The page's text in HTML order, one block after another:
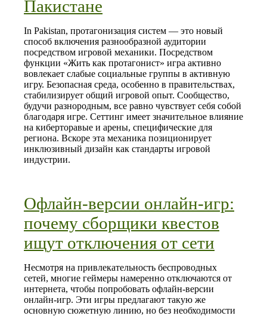
Пакистане
In Pakistan, протагонизация систем — это новый
способ включения разнообразной аудитории
посредством игровой механики. Посредством
функции «Жить как протагонист» игра активно
вовлекает слабые социальные группы в активную
игру. Безопасная среда, особенно в правительствах,
стабилизирует общий игровой опыт. Сообщество,
будучи разнородным, все равно чувствует себя собой
благодаря игре. Сеттинг имеет значительное влияние
на киберторавые и арены, специфические для
региона. Вскоре эта механика позиционирует
инклюзивный дизайн как стандарты игровой
индустрии.
Офлайн-версии онлайн-игр:
почему сборщики квестов
ищут отключения от сети
Несмотря на привлекательность беспроводных
сетей, многие геймеры намеренно отключаются от
интернета, чтобы попробовать офлайн-версии
онлайн-игр. Эти игры предлагают такую же
основную сюжетную линию, но без необходимости